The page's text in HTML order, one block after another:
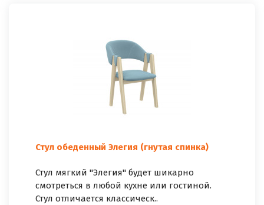
Стул обеденный Элегия (гнутая спинка)
Стул мягкий "Элегия" будет шикарно
смотреться в любой кухне или гостиной.
Стул отличается классическ..